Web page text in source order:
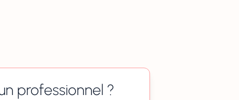
professionnel ?